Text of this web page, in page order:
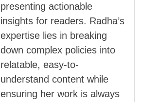
presenting actionable
insights for readers. Radha’s
expertise lies in breaking
down complex policies into
relatable, easy-to-
understand content while
ensuring her work is always